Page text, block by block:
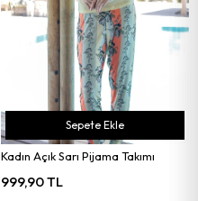
Kadın Açık Sarı Pijama Takımı
999,90 TL
Sepete Ekle